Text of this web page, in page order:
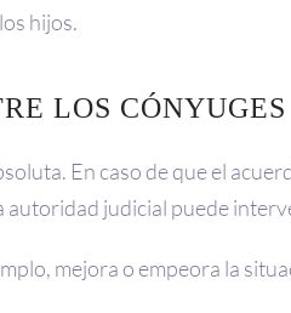
hijos.
LOS CÓNYUGES
En caso de que el
judicial puede
mejora o empeora la